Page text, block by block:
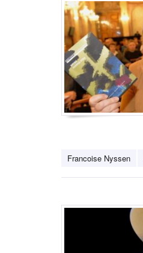
Francoise Nyssen